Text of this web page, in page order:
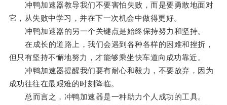
冲鸭加速器教导我们不要害怕失败，而是要勇敢地面对
它，从失败中学习，并在下一次机会中做得更好。
冲鸭加速器的另一个关键点是始终保持努力和坚持。
在成长的道路上，我们会遇到各种各样的困难和挫折，
但只有坚持不懈地努力，才能够乘坐快车道向成功靠近。
冲鸭加速器提醒我们要有耐心和毅力，不要放弃，因为
成功往往在最艰难的时刻降临。
总而言之，冲鸭加速器是一种助力个人成功的工具。